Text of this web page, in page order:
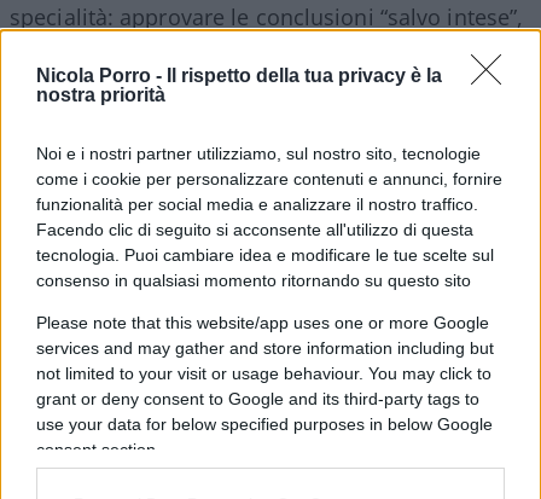
Nicola Porro -
Il rispetto della tua privacy è la
nostra priorità
Noi e i nostri partner utilizziamo, sul nostro sito, tecnologie
come i cookie per personalizzare contenuti e annunci, fornire
funzionalità per social media e analizzare il nostro traffico.
Facendo clic di seguito si acconsente all'utilizzo di questa
tecnologia. Puoi cambiare idea e modificare le tue scelte sul
consenso in qualsiasi momento ritornando su questo sito
Please note that this website/app uses one or more Google
services and may gather and store information including but
not limited to your visit or usage behaviour. You may click to
grant or deny consent to Google and its third-party tags to
use your data for below specified purposes in below Google
consent section.
specialità: approvare le conclusioni “salvo intese”,
subordinatamente ad un ricorso da inoltrare alla
Corte di giustizia europea, onde “dimostrare
l’incompatibilità del meccanismo olandese con i
trattati euSropei”; ignota la risposta di Merkel, che
però lo convoca l’indomani ad un incontro con se
stessa, Michel, Macron, Von der Leyen.
Sabato 18, Conte vi giunge e gli viene annunciata
la prossima pubblicazione di una seconda bozza
di conclusioni, che assegnano la vittoria a Rutte: il
‘diritto di richiamo’ sulla condizionalità
macroeconomica, battezzato‘emergency brake’
Paese solo avrebbe potuto tener bloccata ogni